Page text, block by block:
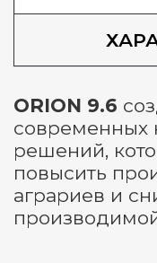
ORION 9.6
современных
решений,
повысить
аграриев и